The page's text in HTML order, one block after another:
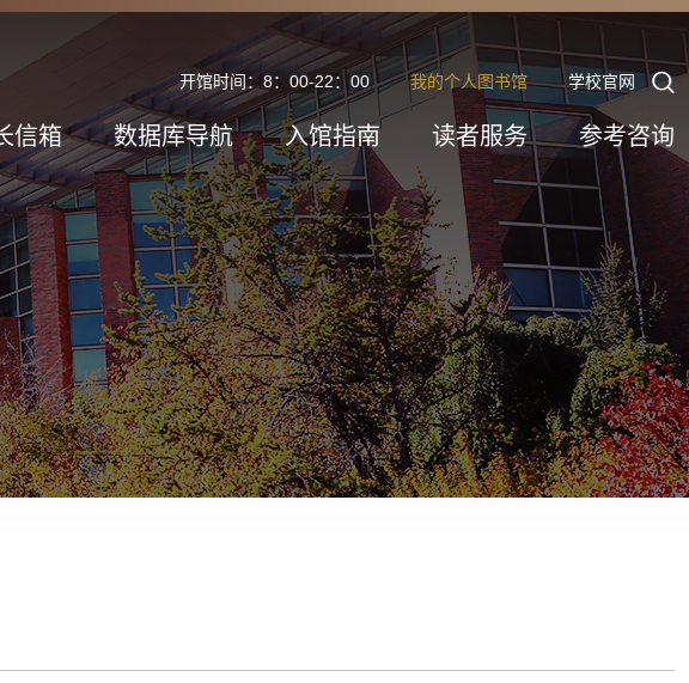
开馆时间：8：00-22：00 我的个人图书馆 学校官网
信箱 数据库导航 入馆指南 读者服务 参考咨询